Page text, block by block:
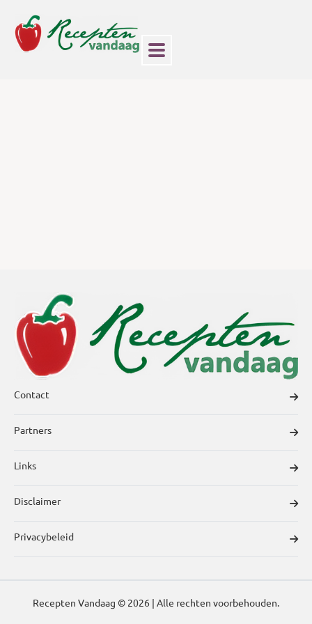
Contact
Partners
Links
Disclaimer
Privacybeleid
Recepten Vandaag © 2026 | Alle rechten voorbehouden.